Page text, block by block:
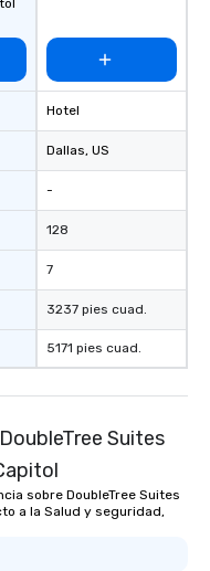
Hotel
Dallas, US
-
128
7
3237 pies cuad.
5171 pies cuad.
Suites
sobre DoubleTree Suites
a la Salud y seguridad,